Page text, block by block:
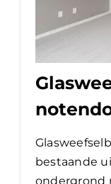
bestaande
ondergrond